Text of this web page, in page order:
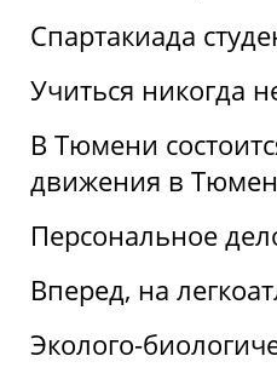
Спартакиада
Учиться никогда
В Тюмени
движения в
Персональное
Вперед, на
Эколого-